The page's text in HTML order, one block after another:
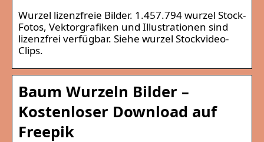
Wurzel lizenzfreie Bilder. 1.457.794 wurzel Stock-
Fotos, Vektorgrafiken und Illustrationen sind
lizenzfrei verfügbar. Siehe wurzel Stockvideo-
Clips.
Baum Wurzeln Bilder –
Kostenloser Download auf
Freepik